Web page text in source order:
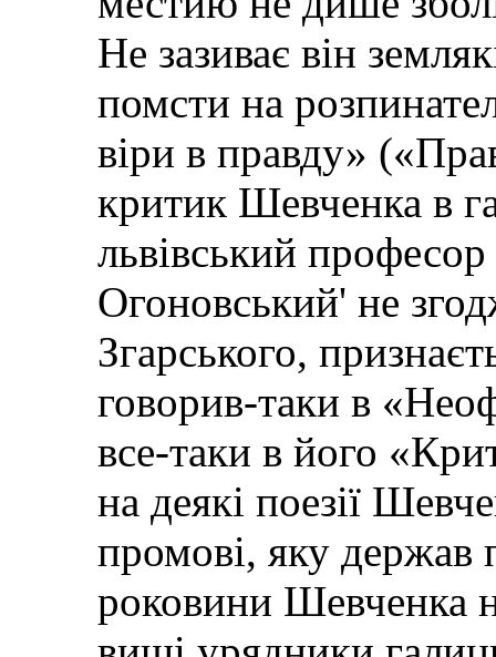
Не зазиває він
помсти на
віри в правду»
критик Шевченка в
львівський
Огоновський' не
Згарського,
говорив-таки в
все-таки в його
на деякі поезії
промові, яку
роковини Шевченка